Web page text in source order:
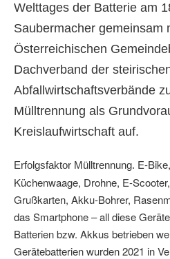
Welttages der Batterie am
Saubermacher gemeinsam
Österreichischen
Dachverband der
Abfallwirtschaftsverbände
Mülltrennung als
Kreislaufwirtschaft auf.
Erfolgsfaktor Mülltrennung. E-
Küchenwaage, Drohne, E-
Grußkarten, Akku-Bohrer,
das Smartphone – all diese
Batterien bzw. Akkus betrieben
Gerätebatterien wurden 2021 in